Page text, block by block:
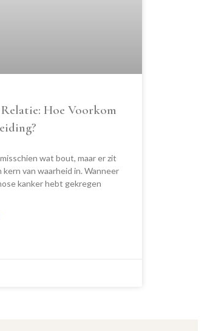
Hoe Voorkom
wat bout, maar er zit
kern van waarheid in. Wanneer
kanker hebt gekregen